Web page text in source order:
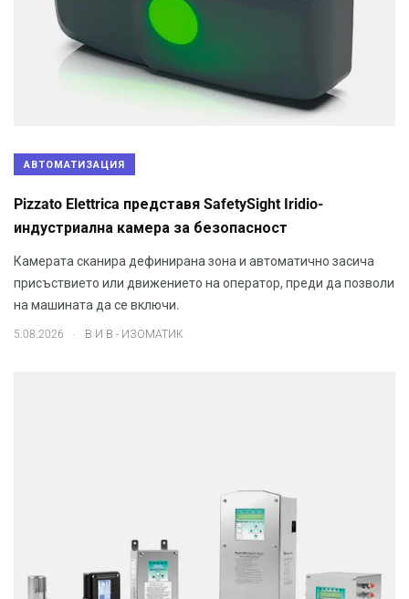
АВТОМАТИЗАЦИЯ
Pizzato Elettrica представя SafetySight Iridio-
индустриална камера за безопасност
Камерата сканира дефинирана зона и автоматично засича
присъствието или движението на оператор, преди да позволи
на машината да се включи.
5.08.2026 . В И В - ИЗОМАТИК